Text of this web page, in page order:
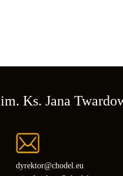
im. Ks. Jana
dyrektor@chodel.eu